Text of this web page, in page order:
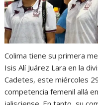
Colima tiene su primera
Isis Alí Juárez Lara en la
Cadetes, este miércoles
competencia femenil allá